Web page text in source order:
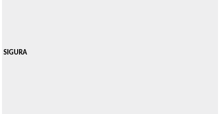
SIGURA